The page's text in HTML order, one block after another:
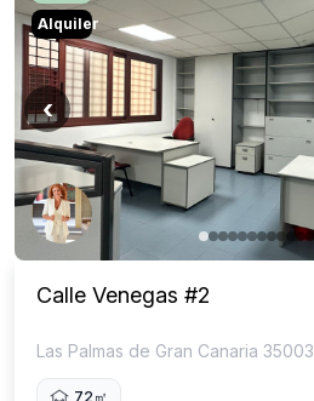
‹
Alquiler
Calle Venegas #2
Las Palmas de Gran Canaria 35003
72㎡